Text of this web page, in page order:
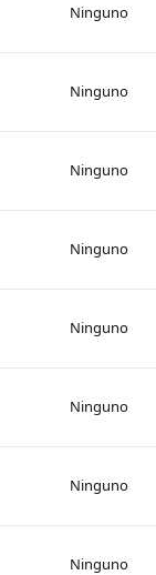
Ninguno
Ninguno
Ninguno
Ninguno
Ninguno
Ninguno
Ninguno
Ninguno